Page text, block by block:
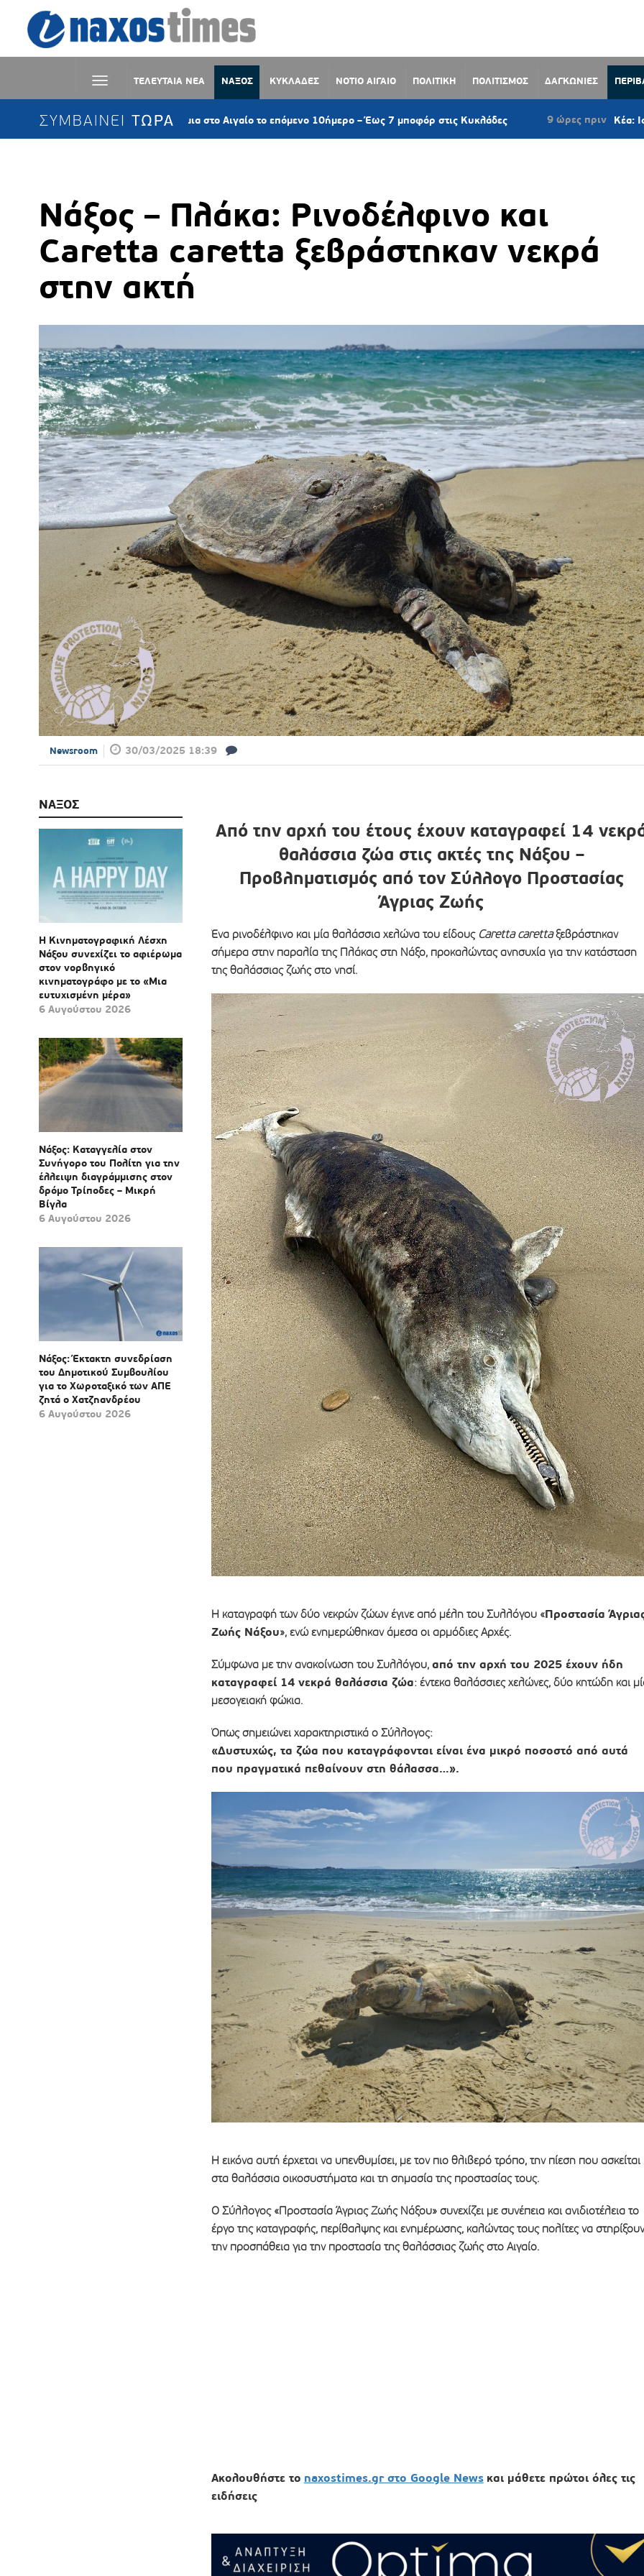
ΤΕΛΕΥΤΑΙΑ ΝΕΑ ΝΑΞΟΣ ΚΥΚΛΑΔΕΣ ΝΟΤΙΟ ΑΙΓΑΙΟ ΠΟΛΙΤΙΚΗ ΠΟΛΙΤΙΣΜΟΣ ΔΑΓΚΩΝΙΕΣ
ΣΥΜΒΑΙΝΕΙ ΤΩΡΑ
Επίμονα τα μελτέμια στο Αιγαίο το επόμενο 10ήμερο – Έως 7 μποφόρ στις Κυκλάδες 9 ώρες πριν Κέα: Ιστιοφόρο με
Νάξος – Πλάκα: Ρινοδέλφινο και
Caretta caretta ξεβράστηκαν νεκρά
στην ακτή
Newsroom 30/03/2025 18:39
ΝΑΞΟΣ
Η Κινηματογραφική Λέσχη
Νάξου συνεχίζει το αφιέρωμα
στον νορβηγικό
κινηματογράφο με το «Μια
ευτυχισμένη μέρα»
6 Αυγούστου 2026
Νάξος: Καταγγελία στον
Συνήγορο του Πολίτη για την
έλλειψη διαγράμμισης στον
δρόμο Τρίποδες – Μικρή
Βίγλα
6 Αυγούστου 2026
Νάξος: Έκτακτη συνεδρίαση
του Δημοτικού Συμβουλίου
για το Χωροταξικό των ΑΠΕ
ζητά ο Χατζηανδρέου
6 Αυγούστου 2026
Από την αρχή του έτους έχουν καταγραφεί 14
θαλάσσια ζώα στις ακτές της Νάξου –
Προβληματισμός από τον Σύλλογο Προστασίας
Άγριας Ζωής
Ένα ρινοδέλφινο και μία θαλάσσια χελώνα του είδους Caretta carettaξεβράστηκαν
σήμερα στην παραλία της Πλάκας στη Νάξο, προκαλώντας ανησυχία για την κατάσταση
της θαλάσσιας ζωής στο νησί.
Η καταγραφή των δύο νεκρών ζώων έγινε από μέλη του Συλλόγου «Προστασία
Ζωής Νάξου», ενώ ενημερώθηκαν άμεσα οι αρμόδιες Αρχές.
Σύμφωνα με την ανακοίνωση του Συλλόγου, από την αρχή του 2025 έχουν ήδη
καταγραφεί 14 νεκρά θαλάσσια ζώα: έντεκα θαλάσσιες χελώνες, δύο κητώδη και
μεσογειακή φώκια.
Όπως σημειώνει χαρακτηριστικά ο Σύλλογος:
«Δυστυχώς, τα ζώα που καταγράφονται είναι ένα μικρό ποσοστό από αυτά
που πραγματικά πεθαίνουν στη θάλασσα…».
Η εικόνα αυτή έρχεται να υπενθυμίσει, με τον πιο θλιβερό τρόπο, την πίεση που ασκείται
στα θαλάσσια οικοσυστήματα και τη σημασία της προστασίας τους.
Ο Σύλλογος «Προστασία Άγριας Ζωής Νάξου» συνεχίζει με συνέπεια και ανιδιοτέλεια το
έργο της καταγραφής, περίθαλψης και ενημέρωσης, καλώντας τους πολίτες να στηρίξουν
την προσπάθεια για την προστασία της θαλάσσιας ζωής στο Αιγαίο.
Ακολουθήστε το naxostimes.gr στο Google News και μάθετε πρώτοι όλες τις
ειδήσεις